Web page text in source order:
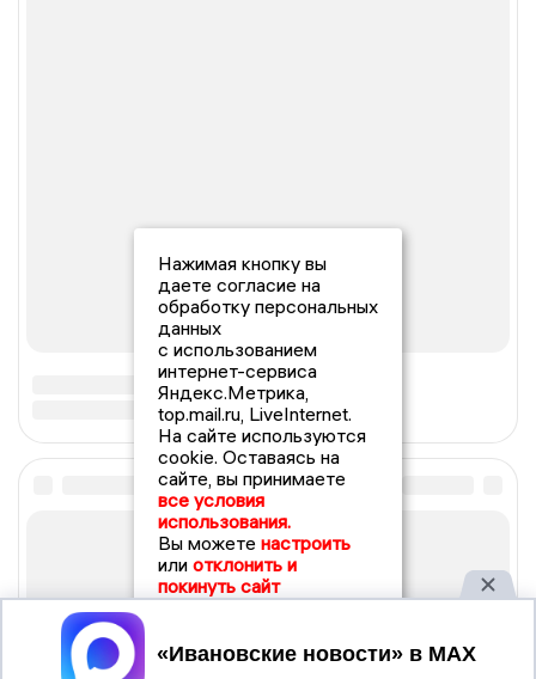
Нажимая кнопку вы
даете согласие на
обработку персональных
данных
с использованием
интернет-сервиса
Яндекс.Метрика,
top.mail.ru, LiveInternet.
На сайте используются
cookie. Оставаясь на
сайте, вы принимаете
все условия
использования.
Вы можете настроить
или отклонить и
покинуть сайт
Принять